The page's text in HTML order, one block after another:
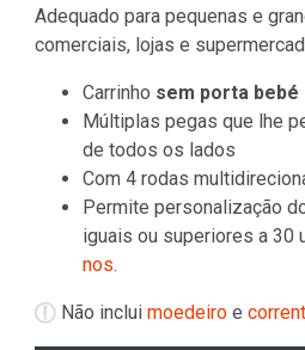
Adequado para pequenas e
comerciais, lojas e
Carrinho sem porta bebé
Múltiplas pegas que lhe
de todos os lados
Com 4 rodas
Permite personalização
iguais ou superiores a 30
nos.
Não inclui moedeiroe